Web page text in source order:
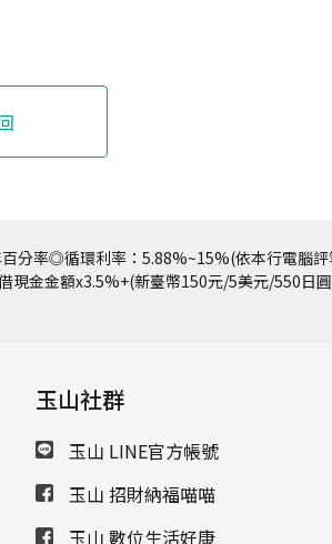
分率◎循環利率：5.88%~15%(依本行電腦
現金金額x3.5%+(新臺幣150元/5美元/550日
玉山社群
玉山 LINE官方帳號
玉山 招財納福喵喵
玉山 數位生活好康